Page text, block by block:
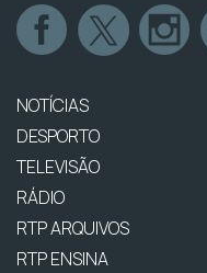
NOTÍCIAS
DESPORTO
TELEVISÃO
RÁDIO
RTP ARQUIVOS
RTP ENSINA